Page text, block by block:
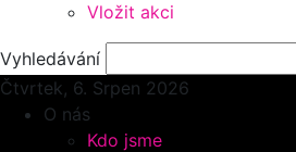
Vložit akci
Vyhledávání
Čtvrtek, 6. Srpen 2026
O nás
Kdo jsme